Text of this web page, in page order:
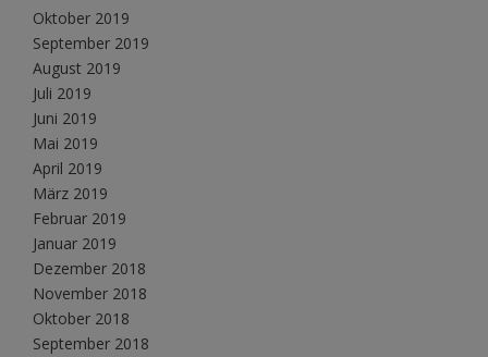
Oktober 2019
September 2019
August 2019
Juli 2019
Juni 2019
Mai 2019
April 2019
März 2019
Februar 2019
Januar 2019
Dezember 2018
November 2018
Oktober 2018
September 2018